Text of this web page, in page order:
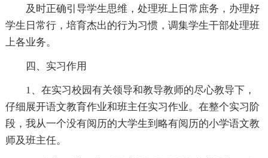
及时正确引导学生思维，处理班上日常庶务，办理好
学生日常行，培育杰出的行为习惯，调集学生干部处理班
上各业务。
四、实习作用
1、在实习校园有关领导和教导教师的尽心教导下，
仔细展开语文教育作业和班主任实习作业。在整个实习阶
段，我从一个没有阅历的大学生到略有阅历的小学语文教
师及班主任。